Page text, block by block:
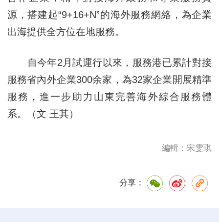
源，搭建起“9+16+N”的海外服務網絡，為企業
出海提供全方位在地服務。
自今年2月試運行以來，服務港已累計對接
服務省內外企業300余家，為32家企業開展精準
服務，進一步助力山東完善海外綜合服務體
系。（文 王其）
編輯：宋雯琪
分享：